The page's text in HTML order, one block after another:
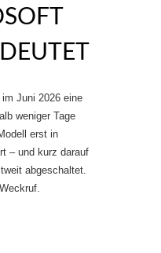
Juni 2026 eine
weniger Tage
erst in
– und kurz darauf
abgeschaltet.